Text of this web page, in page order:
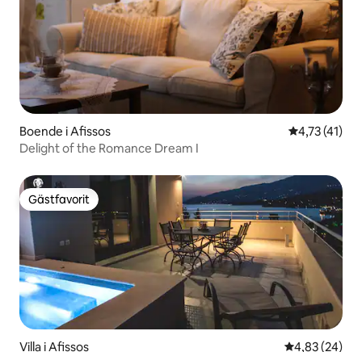
Boende i Afissos 4,73 av 5 i
4,73 (41)
Delight of the Romance Dream I
Gästfavorit
Gästfavorit
Villa i Afissos 4,83 av 5 i
4,83 (24)